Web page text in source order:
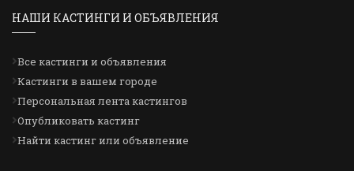
НАШИ КАСТИНГИ И ОБЪЯВЛЕНИЯ
Все кастинги и объявления
Кастинги в вашем городе
Персональная лента кастингов
Опубликовать кастинг
Найти кастинг или объявление